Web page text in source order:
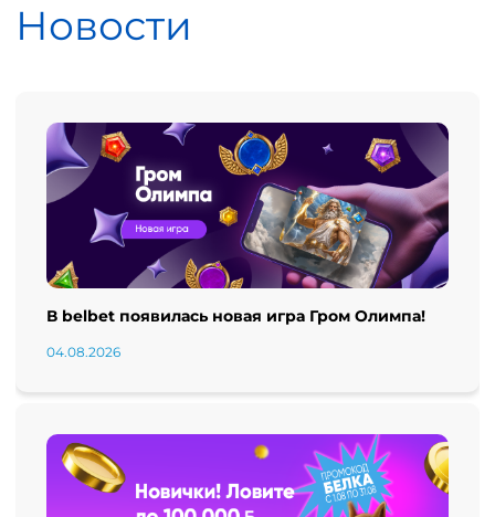
Новости
В belbet появилась новая игра Гром Олимпа!
04.08.2026